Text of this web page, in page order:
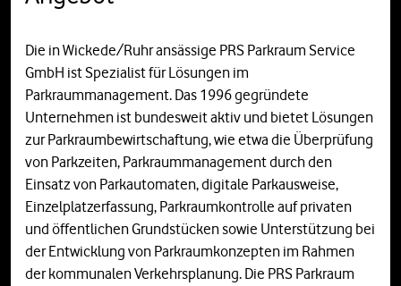
Die in Wickede/Ruhr ansässige PRS Parkraum Service
GmbH ist Spezialist für Lösungen im
Parkraummanagement. Das 1996 gegründete
Unternehmen ist bundesweit aktiv und bietet Lösungen
zur Parkraumbewirtschaftung, wie etwa die Überprüfung
von Parkzeiten, Parkraummanagement durch den
Einsatz von Parkautomaten, digitale Parkausweise,
Einzelplatzerfassung, Parkraumkontrolle auf privaten
und öffentlichen Grundstücken sowie Unterstützung bei
der Entwicklung von Parkraumkonzepten im Rahmen
der kommunalen Verkehrsplanung. Die PRS Parkraum